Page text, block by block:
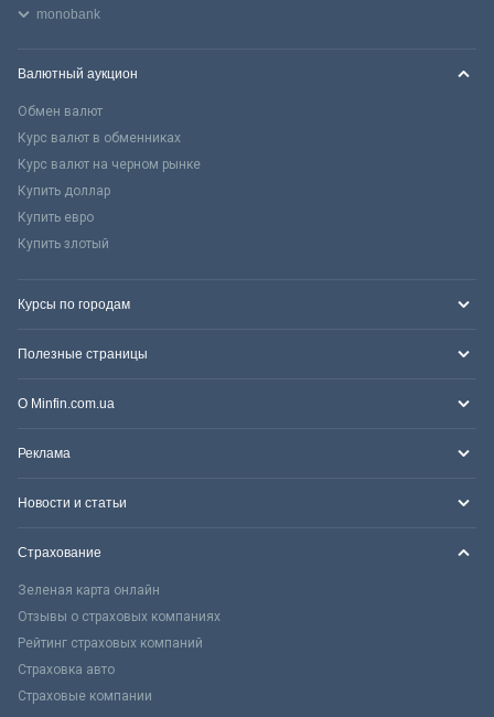
monobank
Валютный аукцион
Обмен валют
Курс валют в обменниках
Курс валют на черном рынке
Купить доллар
Купить евро
Купить злотый
Курсы по городам
Полезные страницы
О Minfin.com.ua
Реклама
Новости и статьи
Страхование
Зеленая карта онлайн
Отзывы о страховых компаниях
Рейтинг страховых компаний
Страховка авто
Страховые компании